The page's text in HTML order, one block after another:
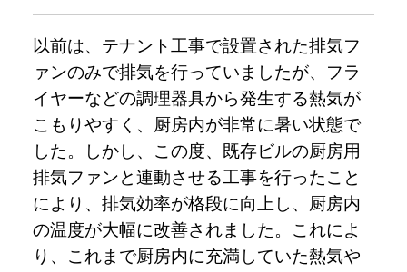
以前は、テナント工事で設置された排気フ
ァンのみで排気を行っていましたが、フラ
イヤーなどの調理器具から発生する熱気が
こもりやすく、厨房内が非常に暑い状態で
した。しかし、この度、既存ビルの厨房用
排気ファンと連動させる工事を行ったこと
により、排気効率が格段に向上し、厨房内
の温度が大幅に改善されました。これによ
り、これまで厨房内に充満していた熱気や